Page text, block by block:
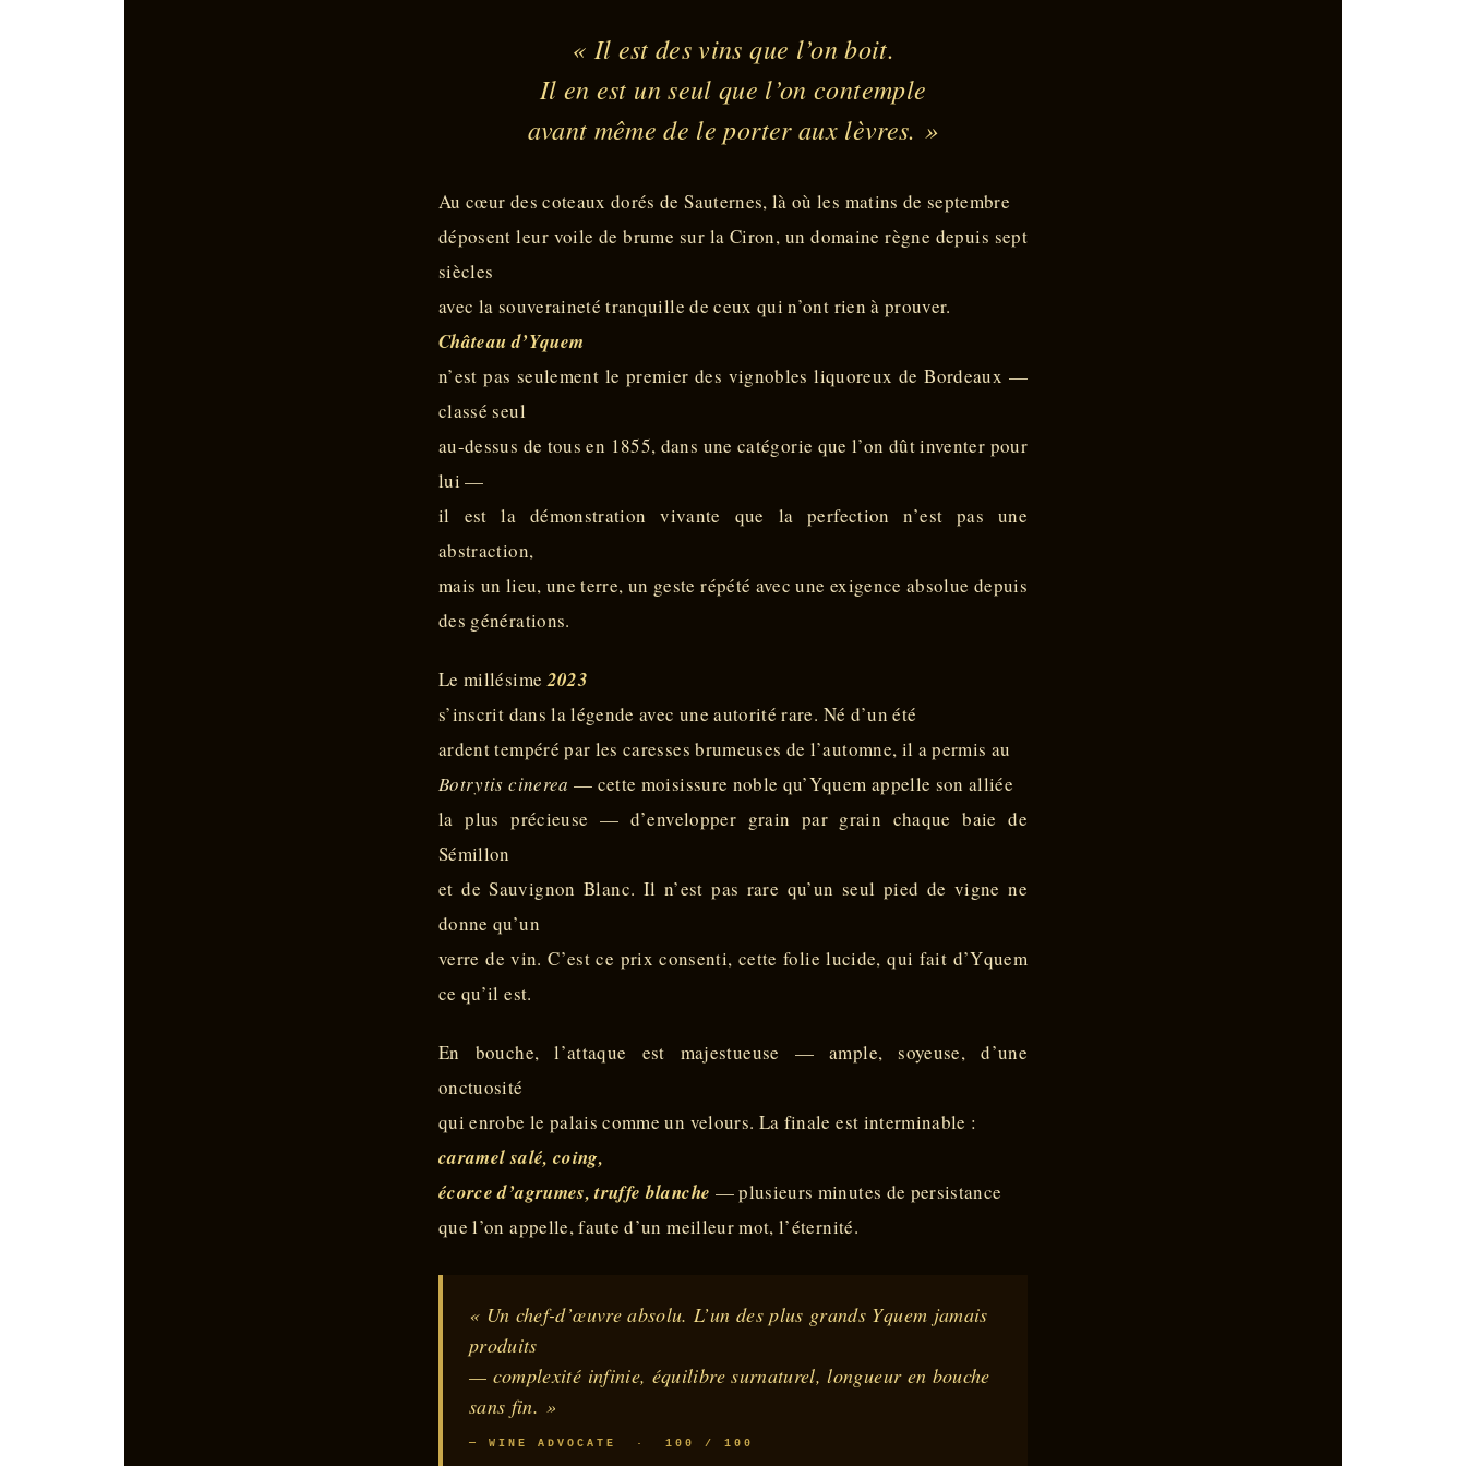
« Il est des vins que l’on boit.
Il en est un seul que l’on contemple
avant même de le porter aux lèvres. »
Au cœur des coteaux dorés de Sauternes, là où les matins de septembre
déposent leur voile de brume sur la Ciron, un domaine règne depuis sept
siècles
avec la souveraineté tranquille de ceux qui n’ont rien à prouver.
Château d’Yquem
n’est pas seulement le premier des vignobles liquoreux de Bordeaux —
classé seul
au-dessus de tous en 1855, dans une catégorie que l’on dût inventer pour
lui —
il est la démonstration vivante que la perfection n’est pas une
abstraction,
mais un lieu, une terre, un geste répété avec une exigence absolue depuis
des générations.
Le millésime2023
s’inscrit dans la légende avec une autorité rare. Né d’un été
ardent tempéré par les caresses brumeuses de l’automne, il a permis au
Botrytis cinerea — cette moisissure noble qu’Yquem appelle son alliée
la plus précieuse — d’envelopper grain par grain chaque baie de
Sémillon
et de Sauvignon Blanc. Il n’est pas rare qu’un seul pied de vigne ne
donne qu’un
verre de vin. C’est ce prix consenti, cette folie lucide, qui fait d’Yquem
ce qu’il est.
En bouche, l’attaque est majestueuse — ample, soyeuse, d’une
onctuosité
qui enrobe le palais comme un velours. La finale est interminable :
caramel salé, coing,
écorce d’agrumes, truffe blanche — plusieurs minutes de persistance
que l’on appelle, faute d’un meilleur mot, l’éternité.
« Un chef-d’œuvre absolu. L’un des plus grands Yquem jamais
produits
— complexité infinie, équilibre surnaturel, longueur en bouche
sans fin. »
— WINE ADVOCATE · 100 / 100